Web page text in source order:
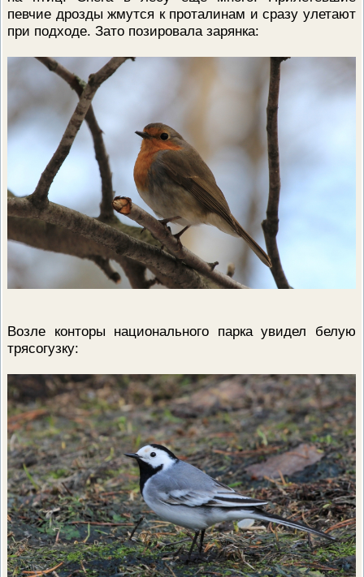
ПРОВЕРОЧНЫЙ ЛИСТ,
ПРИМЕНЯЕМЫЙ ПРИ
ОСУЩЕСТВЛЕНИИ
ОБЛАСТИ ОХРАНЫ И
ИСПОЛЬЗОВАНИЯ ООПТ
ФЕДЕРАЛЬНОГО ЗНАЧЕНИЯ
ПРОГРАММА ПРОФИЛАКТИКИ
ПЛАН ПРОВЕДЕНИЯ
КОНТРОЛЬНЫХ
МЕРОПРИЯТИЙ
ИСЧЕРПЫВАЮЩИЙ
СВЕДЕНИЙ, КОТОРЫЕ МОГУТ
ЗАПРАШИВАТЬСЯ
(НАДЗОРНЫМ) ОРГАНОМ У
КОНТРОЛИРУЕМОГО ЛИЦА
певчие дрозды жмутся к проталинам и сразу улетают
при подходе. Зато позировала зарянка:
Возле конторы национального парка увидел белую
трясогузку: